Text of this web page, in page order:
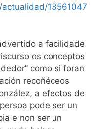
actualidad/13561047
a facilidade
os conceptos
como si foran
recoñéceos
a efectos de
pode ser un
e non ser un